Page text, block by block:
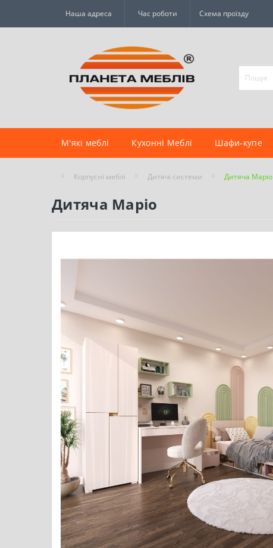
Наша адреса Час роботи Схема проїзду
М'які меблі Кухонні Меблі Шафи-купе
Корпусні меблі Дитячі системи Дитяча Маріо
Дитяча Маріо